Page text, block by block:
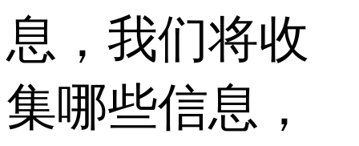
息，我们将收
集哪些信息，